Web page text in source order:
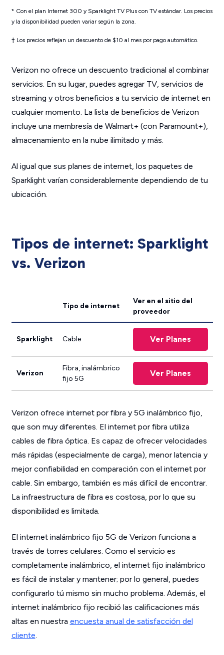
* Con el plan Internet 300 y Sparklight TV Plus con TV estándar. Los precios
y la disponibilidad pueden variar según la zona.
† Los precios reflejan un descuento de $10 al mes por pago automático.
Verizon no ofrece un descuento tradicional al combinar
servicios. En su lugar, puedes agregar TV, servicios de
streaming y otros beneficios a tu servicio de internet en
cualquier momento. La lista de beneficios de Verizon
incluye una membresía de Walmart+ (con Paramount+),
almacenamiento en la nube ilimitado y más.
Al igual que sus planes de internet, los paquetes de
Sparklight varían considerablemente dependiendo de tu
ubicación.
Tipos de internet: Sparklight
vs. Verizon
Tipo de internet
Ver en el sitio del
proveedor
Sparklight Cable Ver Planes
Verizon
Fibra, inalámbrico
fijo 5G
Ver Planes
Verizon ofrece internet por fibra y 5G inalámbrico fijo,
que son muy diferentes. El internet por fibra utiliza
cables de fibra óptica. Es capaz de ofrecer velocidades
más rápidas (especialmente de carga), menor latencia y
mejor confiabilidad en comparación con el internet por
cable. Sin embargo, también es más difícil de encontrar.
La infraestructura de fibra es costosa, por lo que su
disponibilidad es limitada.
El internet inalámbrico fijo 5G de Verizon funciona a
través de torres celulares. Como el servicio es
completamente inalámbrico, el internet fijo inalámbrico
es fácil de instalar y mantener; por lo general, puedes
configurarlo tú mismo sin mucho problema. Además, el
internet inalámbrico fijo recibió las calificaciones más
altas en nuestra encuesta anual de satisfacción del
cliente.